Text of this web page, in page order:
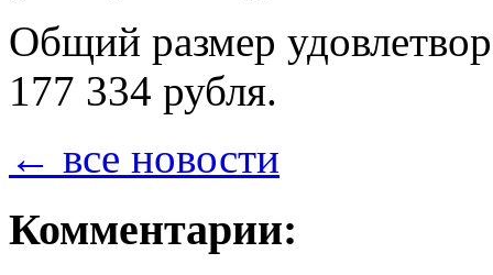
Общий размер
177 334 рубля.
← все новости
Комментарии: